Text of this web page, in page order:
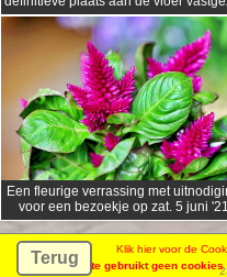
Een fleurige verrassing met
voor een bezoekje op zat. 5 juni '21